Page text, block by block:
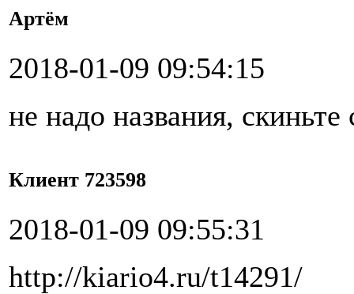
Артём
2018-01-09 09:54:15
не надо названия, скиньте
Клиент 723598
2018-01-09 09:55:31
http://kiario4.ru/t14291/